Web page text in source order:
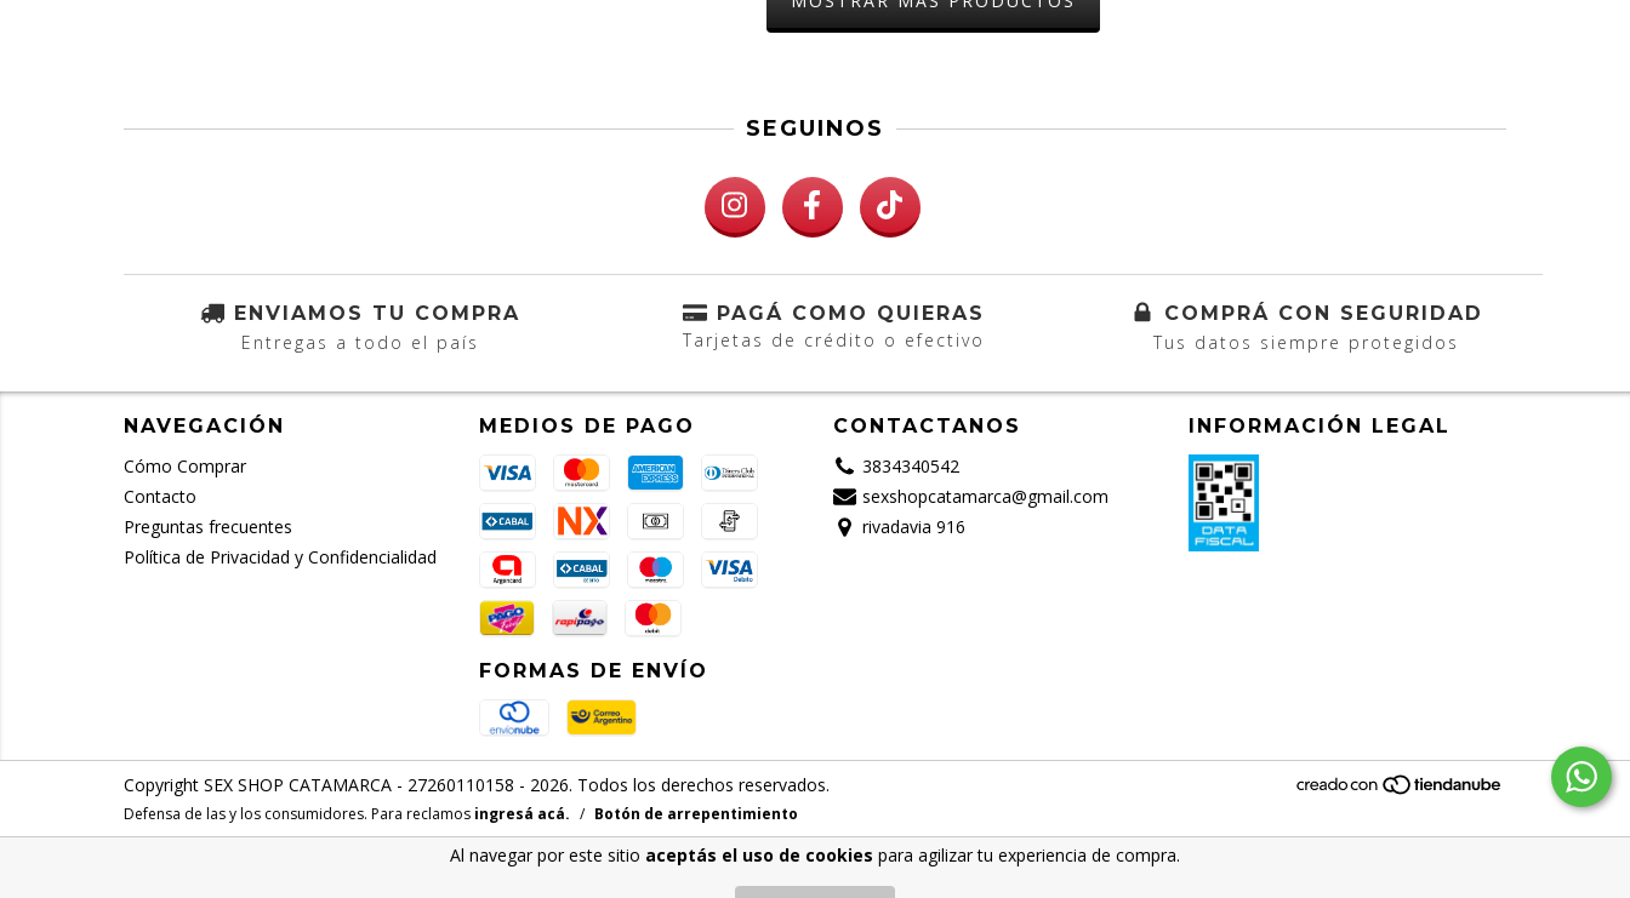
Al navegar por este sitio aceptás el uso de cookies para agilizar tu experiencia de compra.
SEGUINOS
ENVIAMOS TU COMPRA
Entregas a todo el país
PAGÁ COMO QUIERAS
Tarjetas de crédito o efectivo
COMPRÁ CON SEGURIDAD
Tus datos siempre protegidos
NAVEGACIÓN
Cómo Comprar
Contacto
Preguntas frecuentes
Política de Privacidad y Confidencialidad
MEDIOS DE PAGO
FORMAS DE ENVÍO
CONTACTANOS
3834340542
sexshopcatamarca@gmail.com
rivadavia 916
INFORMACIÓN LEGAL
Copyright SEX SHOP CATAMARCA - 27260110158 - 2026. Todos los derechos reservados.
Defensa de las y los consumidores. Para reclamos ingresá acá. / Botón de arrepentimiento